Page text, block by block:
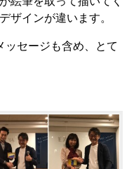
ザインが違います。
ッセージも含め、とて